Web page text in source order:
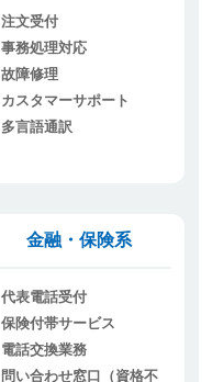
注文受付
事務処理対応
故障修理
カスタマーサポート
多言語通訳
金融・保険系
代表電話受付
保険付帯サービス
電話交換業務
問い合わせ窓口（資格不